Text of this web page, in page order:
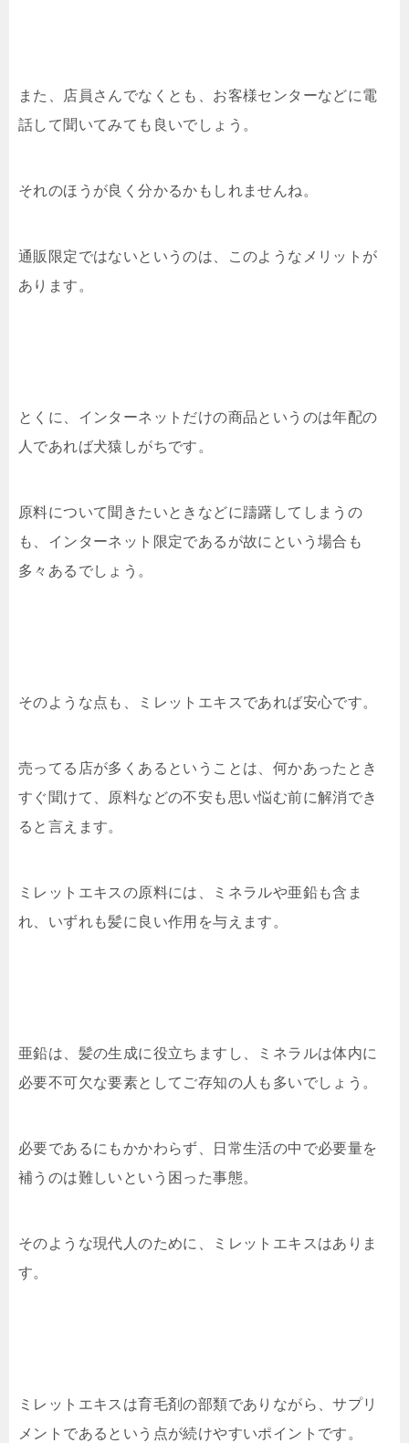
また、店員さんでなくとも、お客様センターなどに電
話して聞いてみても良いでしょう。
それのほうが良く分かるかもしれませんね。
通販限定ではないというのは、このようなメリットが
あります。
とくに、インターネットだけの商品というのは年配の
人であれば犬猿しがちです。
原料について聞きたいときなどに躊躇してしまうの
も、インターネット限定であるが故にという場合も
多々あるでしょう。
そのような点も、ミレットエキスであれば安心です。
売ってる店が多くあるということは、何かあったとき
すぐ聞けて、原料などの不安も思い悩む前に解消でき
ると言えます。
ミレットエキスの原料には、ミネラルや亜鉛も含ま
れ、いずれも髪に良い作用を与えます。
亜鉛は、髪の生成に役立ちますし、ミネラルは体内に
必要不可欠な要素としてご存知の人も多いでしょう。
必要であるにもかかわらず、日常生活の中で必要量を
補うのは難しいという困った事態。
そのような現代人のために、ミレットエキスはありま
す。
ミレットエキスは育毛剤の部類でありながら、サプリ
メントであるという点が続けやすいポイントです。